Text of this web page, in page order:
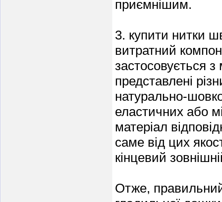
приємнішим.
3. купити нитки
витратний
застосовується
представлені
натурально-
еластичних або
матеріал
саме від цих
кінцевий
Отже,